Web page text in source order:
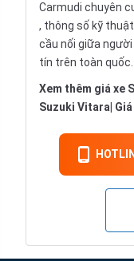
Carmudi chuyên
, thông số kỹ
cầu nối giữa
tín trên toàn quốc.
Xem thêm giá xe
Suzuki Vitara